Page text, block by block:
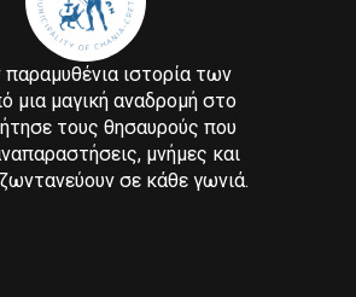
ιστορία των
μια μαγική αναδρομή στο
τους θησαυρούς που
μνήμες και
σε κάθε γωνιά.